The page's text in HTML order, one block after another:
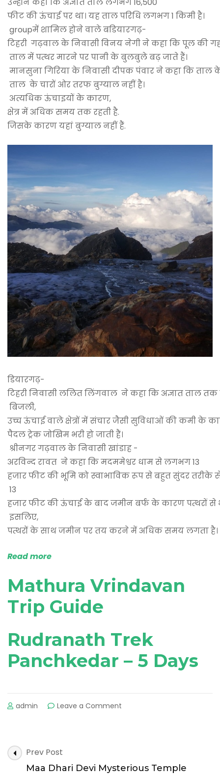
उन्होंने कहा कि अज्ञात ताल लगभग 16,500
फीट की ऊंचाई पर था। यह ताल परिधि लगभग 1 किमी है।
groupमें शामिल होने वाले बडियारगढ़-
टिहरी गढ़वाल के निवासी विनय नेगी ने कहा कि पूल की
ताल में पत्थर मारने पर पानी के बुलबुले बढ़ जाते हैं।
मानसुना गिरिया के निवासी दीपक पंवार ने कहा कि ताल के
ताल के चारों ओर तरफ बुग्याल नहीं है।
अत्यधिक ऊंचाइयों के कारण,
क्षेत्र में अधिक समय तक रहती है.
जिसके कारण यहां बुग्याल नहीं हैं.
डियारगढ़-
टिहरी निवासी ललित लिंगवाल ने कहा कि अज्ञात ताल
बिजली,
उच्च ऊंचाई वाले क्षेत्रों में संचार जैसी सुविधाओं की कमी के
पैदल ट्रेक जोखिम भरी हो जाती हैं।
श्रीनगर गढ़वाल के निवासी खांडाह -
अरविन्द रावत ने कहा कि मदममेश्वर धाम से लगभग 13
हजार फीट की भूमि को स्वाभाविक रूप से बहुत सुंदर तरीके
13
हजार फीट की ऊंचाई के बाद जमीन बर्फ के कारण पत्थरों से
इसलिए,
पत्थरों के साथ जमीन पर तय करने में अधिक समय लगता है।
Read more
Mathura Vrindavan
Trip Guide
Rudranath Trek
Panchkedar – 5 Days
admin Leave a Comment
Valley
Post
Navigation
Prev Post
Maa Dhari Devi Mysterious Temple